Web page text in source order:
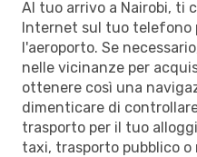
Al tuo arrivo a Nairobi, ti
Internet sul tuo telefono
l'aeroporto. Se
nelle vicinanze per
ottenere così una
dimenticare di
trasporto per il tuo
taxi, trasporto pubblico